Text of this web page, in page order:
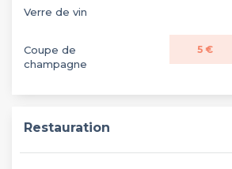
Verre de vin
Coupe de
champagne
5 €
Restauration